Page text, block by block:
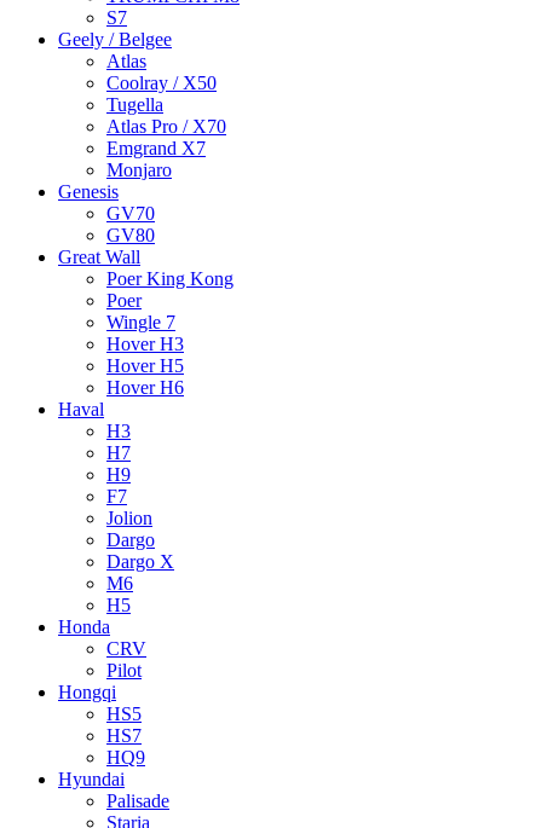
S7
Geely / Belgee
Atlas
Coolray / X50
Tugella
Atlas Pro / X70
Emgrand X7
Monjaro
Genesis
GV70
GV80
Great Wall
Poer King Kong
Poer
Wingle 7
Hover H3
Hover H5
Hover H6
Haval
H3
H7
H9
F7
Jolion
Dargo
Dargo X
M6
H5
Honda
CRV
Pilot
Hongqi
HS5
HS7
HQ9
Hyundai
Palisade
Staria